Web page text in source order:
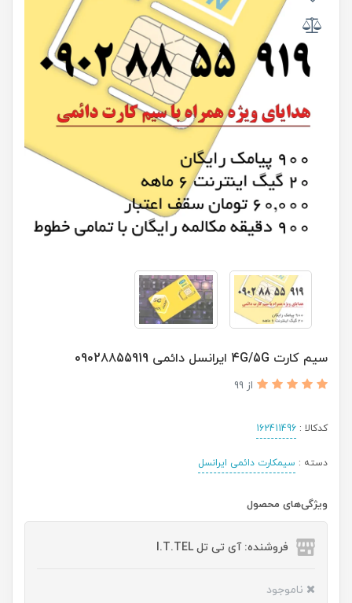
سیم کارت 4G/5G ایرانسل دائمی 09028855919
از 99
کدکالا : 162411496
دسته : سیمکارت دائمی ایرانسل
ویژگی‌های محصول
فروشنده: آی تی تل I.T.TEL
ناموجود